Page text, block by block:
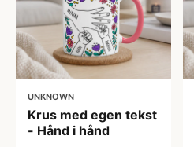
UNKNOWN
Krus med egen tekst
- Hånd i hånd